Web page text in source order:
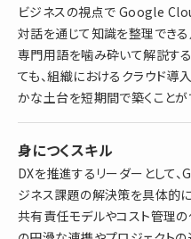
ビジネスの視点で Google
対話を通じて知識を整理できる
専門用語を噛み砕いて解説す
ても、組織におけるクラウド導
かな土台を短期間で築くことが
身につくスキル
DXを推進するリーダーとして
ジネス課題の解決策を具体的に
共有責任モデルやコスト管理